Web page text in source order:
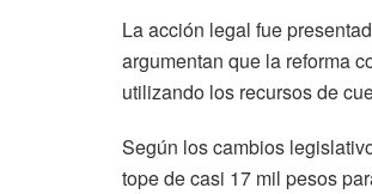
La acción legal fue
argumentan que la reforma
utilizando los recursos de
Según los cambios
tope de casi 17 mil pesos